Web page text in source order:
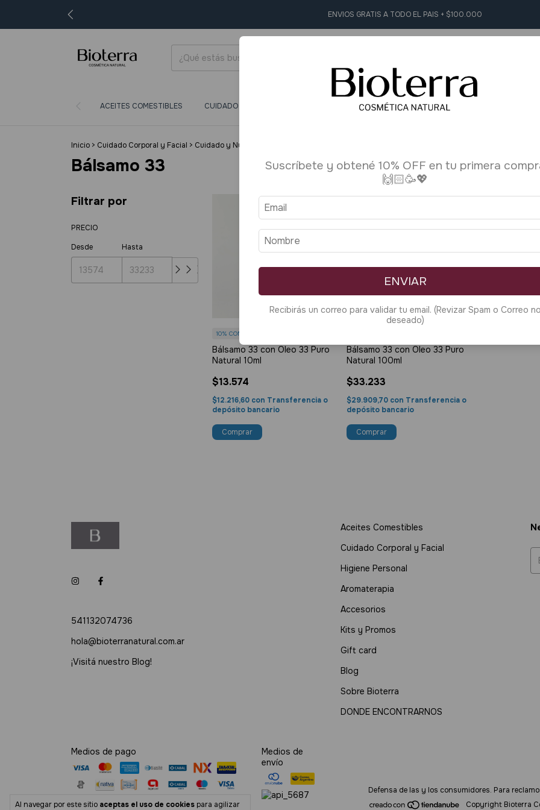
ENVIOS GRATIS A TODO EL PAIS + $100.000
ACEITES COMESTIBLES CUIDADO CORPORAL Y FACIAL HIGIENE PERSONAL AROMATERAPIA
Al navegar por este sitio aceptas el uso de cookies para agilizar
Inicio > Cuidado Corporal y Facial > Cuidado y Nutrición corporal
Bálsamo 33
Filtrar por
PRECIO
Desde
Hasta
Bálsamo 33 con Oleo 33 Puro
Natural 10ml
$13.574
10%COMPRANDO 3 O MÁS
$12.216,60 con Transferencia o
depósito bancario
Bálsamo 33 con Oleo 33 Puro
Natural 100ml
$33.233
$29.909,70 con Transferencia o
depósito bancario
541132074736
hola@bioterranatural.com.ar
¡Visitá nuestro Blog!
Aceites Comestibles
Cuidado Corporal y Facial
Higiene Personal
Aromaterapia
Accesorios
Kits y Promos
Gift card
Blog
Sobre Bioterra
DONDE ENCONTRARNOS
Medios de pago
Medios de
envío
Defensa de las y los consumidores. Para
Copyright Bioterra
Suscríbete y obtené 10% OFF en tu primera
🙌🏻🥳💖
ENVIAR
Recibirás un correo para validar tu email. (Revizar Spam o Correo no
deseado)